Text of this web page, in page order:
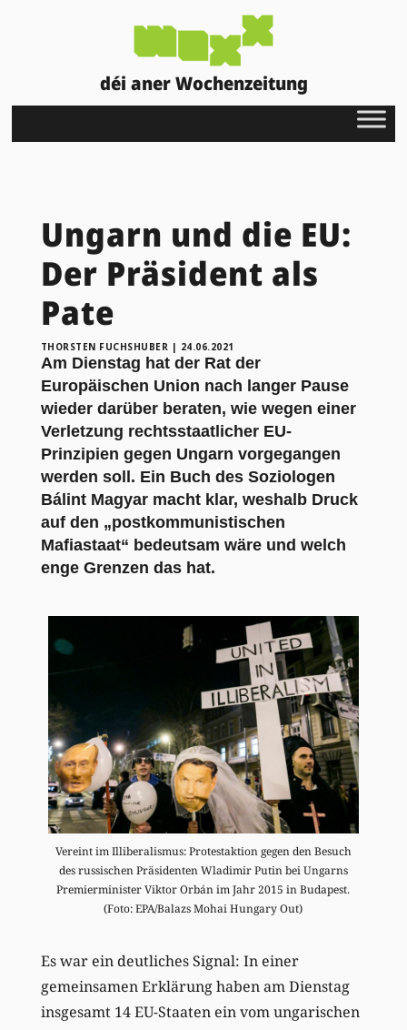
déi aner Wochenzeitung
Ungarn und die EU:
Der Präsident als
Pate
THORSTEN FUCHSHUBER | 24.06.2021
Am Dienstag hat der Rat der
Europäischen Union nach langer Pause
wieder darüber beraten, wie wegen einer
Verletzung rechtsstaatlicher EU-
Prinzipien gegen Ungarn vorgegangen
werden soll. Ein Buch des Soziologen
Bálint Magyar macht klar, weshalb Druck
auf den „postkommunistischen
Mafiastaat“ bedeutsam wäre und welch
enge Grenzen das hat.
Vereint im Illiberalismus: Protestaktion gegen den Besuch
des russischen Präsidenten Wladimir Putin bei Ungarns
Premierminister Viktor Orbán im Jahr 2015 in Budapest.
(Foto: EPA/Balazs Mohai Hungary Out)
Es war ein deutliches Signal: In einer
gemeinsamen Erklärung haben am Dienstag
insgesamt 14 EU-Staaten ein vom ungarischen